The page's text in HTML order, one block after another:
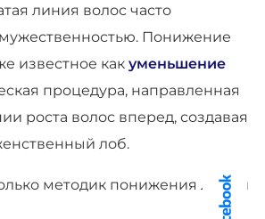
линия волос часто
Понижение
известное как уменьшение
процедура, направленная
роста волос вперед, создавая
лоб.
методик понижения линии